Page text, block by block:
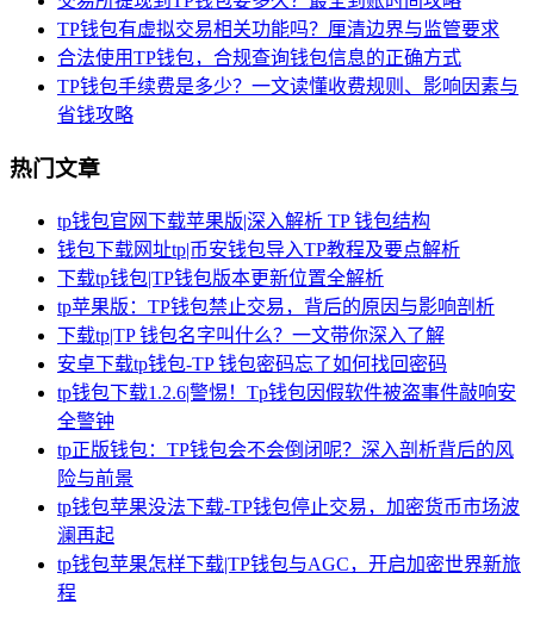
TP钱包有虚拟交易相关功能吗？厘清边界与监管要求
合法使用TP钱包，合规查询钱包信息的正确方式
TP钱包手续费是多少？一文读懂收费规则、影响因素与
省钱攻略
热门文章
tp钱包官网下载苹果版|深入解析 TP 钱包结构
钱包下载网址tp|币安钱包导入TP教程及要点解析
下载tp钱包|TP钱包版本更新位置全解析
tp苹果版：TP钱包禁止交易，背后的原因与影响剖析
下载tp|TP 钱包名字叫什么？一文带你深入了解
安卓下载tp钱包-TP 钱包密码忘了如何找回密码
tp钱包下载1.2.6|警惕！Tp钱包因假软件被盗事件敲响安
全警钟
tp正版钱包：TP钱包会不会倒闭呢？深入剖析背后的风
险与前景
tp钱包苹果没法下载-TP钱包停止交易，加密货币市场波
澜再起
tp钱包苹果怎样下载|TP钱包与AGC，开启加密世界新旅
程